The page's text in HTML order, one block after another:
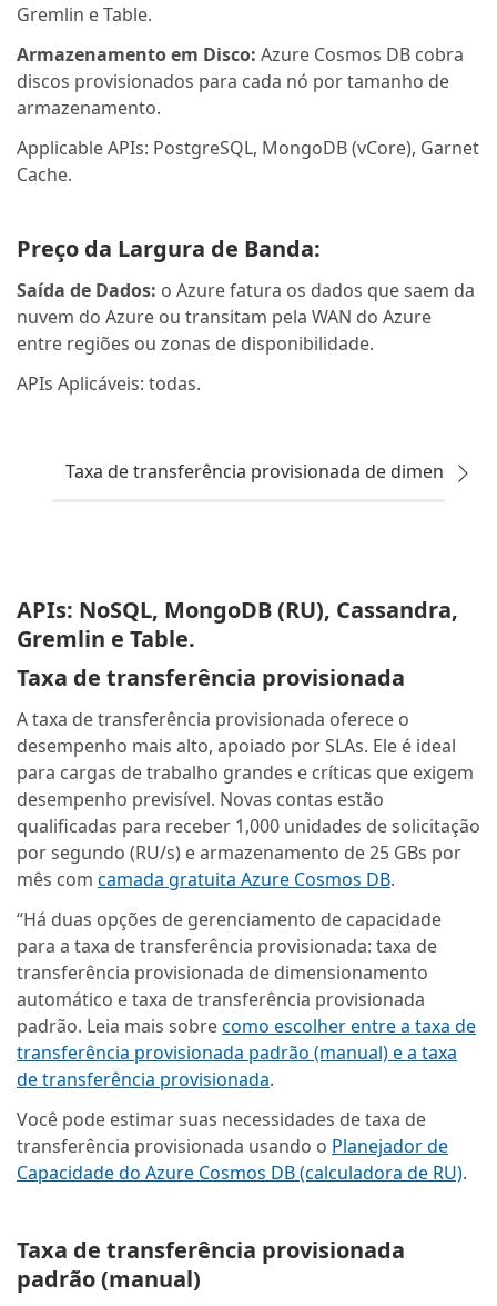
Gremlin e Table.
Armazenamento em Disco: Azure Cosmos DB cobra
discos provisionados para cada nó por tamanho de
armazenamento.
Applicable APIs: PostgreSQL, MongoDB (vCore), Garnet
Cache.
Preço da Largura de Banda:
Saída de Dados: o Azure fatura os dados que saem da
nuvem do Azure ou transitam pela WAN do Azure
entre regiões ou zonas de disponibilidade.
APIs Aplicáveis: todas.
Taxa de transferência provisionada de
APIs: NoSQL, MongoDB (RU), Cassandra,
Gremlin e Table.
Taxa de transferência provisionada
A taxa de transferência provisionada oferece o
desempenho mais alto, apoiado por SLAs. Ele é ideal
para cargas de trabalho grandes e críticas que exigem
desempenho previsível. Novas contas estão
qualificadas para receber 1,000 unidades de solicitação
por segundo (RU/s) e armazenamento de 25 GBs por
mês com camada gratuita Azure Cosmos DB.
“Há duas opções de gerenciamento de capacidade
para a taxa de transferência provisionada: taxa de
transferência provisionada de dimensionamento
automático e taxa de transferência provisionada
padrão. Leia mais sobrecomo escolher entre a taxa de
transferência provisionada padrão (manual) e a taxa
de transferência provisionada.
Você pode estimar suas necessidades de taxa de
transferência provisionada usando o Planejador de
Capacidade do Azure Cosmos DB (calculadora de RU).
Taxa de transferência provisionada
padrão (manual)